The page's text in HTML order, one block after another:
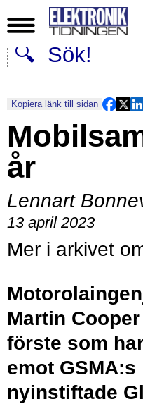
Kopiera länk till sidan
år
Lennart
13 april 2023
Martin
förste som
emot GSMA:s
nyinstiftade